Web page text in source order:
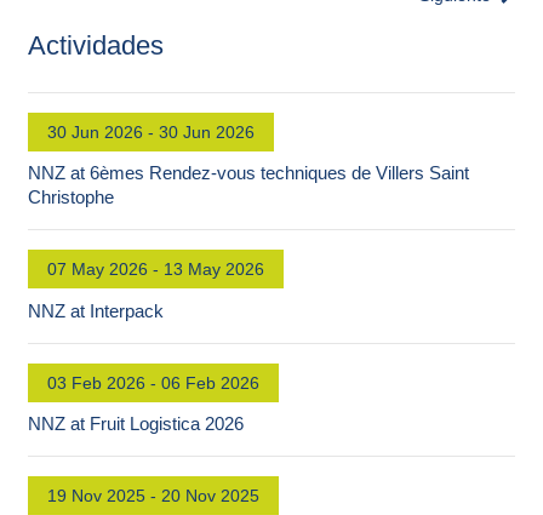
Actividades
30 Jun 2026 - 30 Jun 2026
NNZ at 6èmes Rendez-vous techniques de Villers Saint
Christophe
07 May 2026 - 13 May 2026
NNZ at Interpack
03 Feb 2026 - 06 Feb 2026
NNZ at Fruit Logistica 2026
19 Nov 2025 - 20 Nov 2025